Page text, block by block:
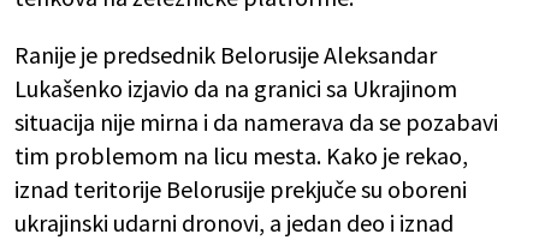
Ranije je predsednik Belorusije Aleksandar
Lukašenko izjavio da na granici sa Ukrajinom
situacija nije mirna i da namerava da se pozabavi
tim problemom na licu mesta. Kako je rekao,
iznad teritorije Belorusije prekjuče su oboreni
ukrajinski udarni dronovi, a jedan deo i iznad